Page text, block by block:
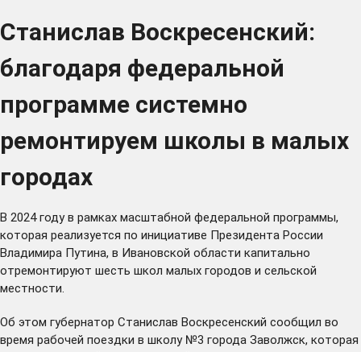
Станислав Воскресенский:
благодаря федеральной
программе системно
ремонтируем школы в малых
городах
В 2024 году в рамках масштабной федеральной программы,
которая реализуется по инициативе Президента России
Владимира Путина, в Ивановской области капитально
отремонтируют шесть школ малых городов и сельской
местности.
Об этом губернатор Станислав Воскресенский сообщил во
время рабочей поездки в школу №3 города Заволжск, которая